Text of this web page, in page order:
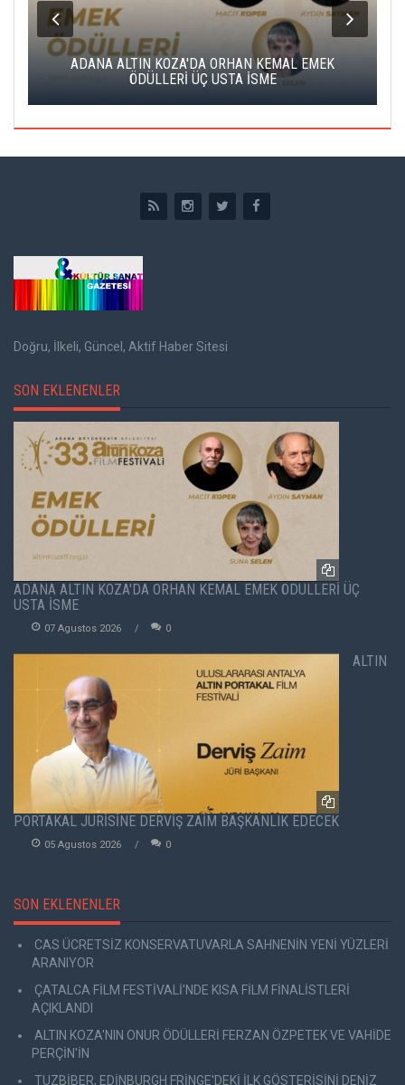
ADANA ALTIN KOZA'DA ORHAN KEMAL EMEK
ÖDÜLLERİ ÜÇ USTA İSME
Doğru, İlkeli, Güncel, Aktif Haber Sitesi
SON EKLENENLER
ADANA ALTIN KOZA'DA ORHAN KEMAL EMEK ÖDÜLLERİ ÜÇ
USTA İSME
07 Agustos 2026 0
ALTIN
PORTAKAL JÜRİSİNE DERVİŞ ZAİM BAŞKANLIK EDECEK
05 Agustos 2026 0
SON EKLENENLER
CAS ÜCRETSİZ KONSERVATUVARLA SAHNENİN YENİ YÜZLERİ
ARANIYOR
ÇATALCA FİLM FESTİVALİ'NDE KISA FİLM FİNALİSTLERİ
AÇIKLANDI
ALTIN KOZA'NIN ONUR ÖDÜLLERİ FERZAN ÖZPETEK VE VAHİDE
PERÇİN'İN
TUZBİBER, EDİNBURGH FRİNGE'DEKİ İLK GÖSTERİSİNİ DENİZ